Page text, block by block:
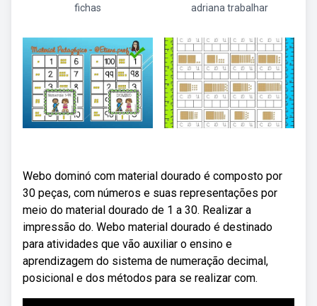
fichas
adriana trabalhar
Webo dominó com material dourado é composto por
30 peças, com números e suas representações por
meio do material dourado de 1 a 30. Realizar a
impressão do. Webo material dourado é destinado
para atividades que vão auxiliar o ensino e
aprendizagem do sistema de numeração decimal,
posicional e dos métodos para se realizar com.